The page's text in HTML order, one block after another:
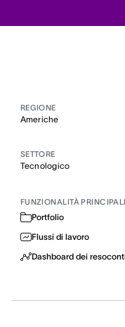
REGIONE
Americhe
SETTORE
Tecnologico
FUNZIONALITÀ PRINCIPALI
Portfolio
Flussi di lavoro
Dashboard dei